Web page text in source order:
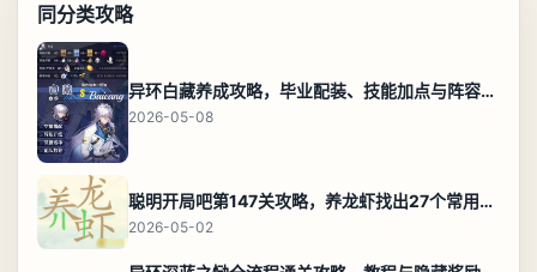
同分类攻略
异环白藏养成攻略，毕业配装、技能加点与阵容搭配保姆级解析
2026-05-08
聪明开局吧第147关攻略，养龙虾找出27个常用字通关答案
2026-05-02